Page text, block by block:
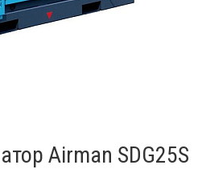
Airman SDG25S